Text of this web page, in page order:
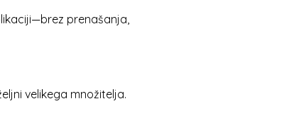
prenašanja,
velikega množitelja.